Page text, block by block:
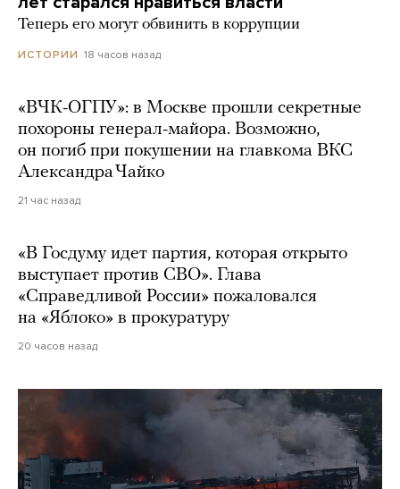
Теперь его могут обвинить в коррупции
ИСТОРИИ 18 часов назад
«ВЧК-ОГПУ»: в Москве прошли секретные
похороны генерал-майора. Возможно,
он погиб при покушении на главкома ВКС
Александра Чайко
21 час назад
«В Госдуму идет партия, которая открыто
выступает против СВО». Глава
«Справедливой России» пожаловался
на «Яблоко» в прокуратуру
20 часов назад